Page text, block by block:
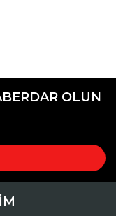
öneri formunu
OLUN